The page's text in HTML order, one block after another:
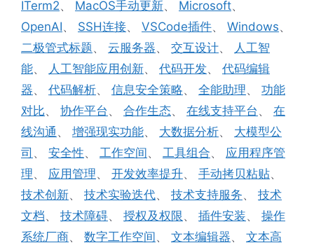
ITerm2、 MacOS手动更新、 Microsoft、
OpenAI、 SSH连接、 VSCode插件、 Windows、
二极管式标题、 云服务器、 交互设计、
人工智
能、 人工智能应用创新、 代码开发、 代码编辑
器、 代码解析、 信息安全策略、 全能助理、 功能
对比、 协作平台 、 合作生态、 在线支持平台 、 在
线沟通 、 增强现实功能、 大数据分析、 大模型公
司 、 安全性、 工作空间、 工具组合、 应用程序管
理、 应用管理、 开发效率提升、 手动拷贝粘贴、
技术创新、 技术实验迭代、 技术支持服务、 技术
文档、 技术障碍、 授权及权限 、 插件安装、 操作
系统厂商、 数字工作空间、 文本编辑器、 文本高